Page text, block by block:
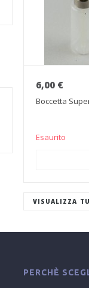
6,00 €
Boccetta
Esaurito
VISUALIZZA
PERCHÈ